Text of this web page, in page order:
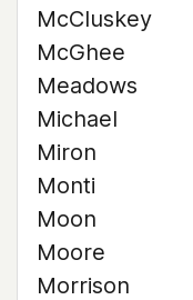
McCluskey
McGhee
Meadows
Michael
Miron
Monti
Moon
Moore
Morrison